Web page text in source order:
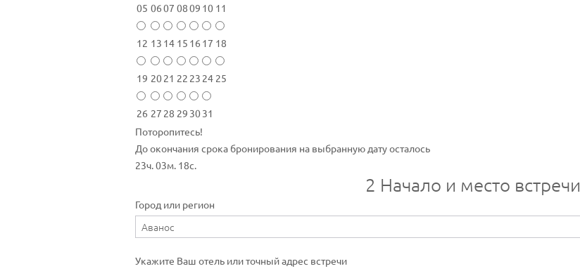
05 0607 0809 10 11
12 13 14 15 16 17 18
19 2021 22 23 24 25
26 27 28 29 3031
Поторопитесь!
До окончания срока бронирования на выбранную дату осталось
23ч. 03м. 18с.
2 Начало и место встречи
Город или регион
Укажите Ваш отель или точный адрес встречи